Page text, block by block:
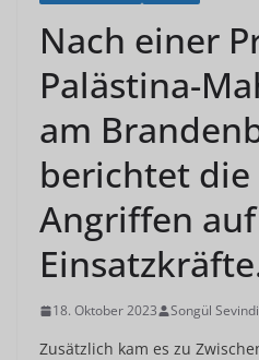
Nach einer
Palästina-
am
berichtet die
Angriffen
18. Oktober 2023 Songül
Zusätzlich kam es zu